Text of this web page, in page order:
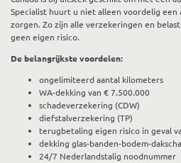
Specialist huurt u niet alleen voordelig een
zorgen. Zo zijn alle verzekeringen en
geen eigen risico.
De belangrijkste voordelen:
ongelimiteerd aantal kilometers
WA-dekking van € 7.500.000
schadeverzekering (CDW)
diefstalverzekering (TP)
terugbetaling eigen risico in geval
dekking glas-banden-bodem-
24/7 Nederlandstalig noodnummer